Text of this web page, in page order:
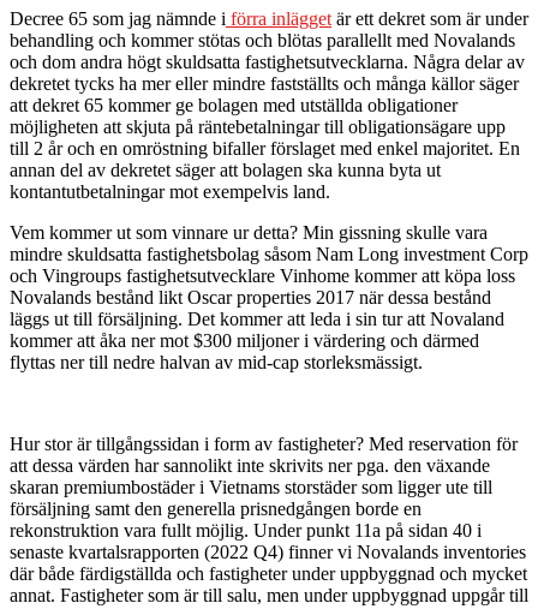
Decree 65 som jag nämnde i förra inlägget är ett dekret som är under
behandling och kommer stötas och blötas parallellt med Novalands
och dom andra högt skuldsatta fastighetsutvecklarna. Några delar av
dekretet tycks ha mer eller mindre fastställts och många källor säger
att dekret 65 kommer ge bolagen med utställda obligationer
möjligheten att skjuta på räntebetalningar till obligationsägare upp
till 2 år och en omröstning bifaller förslaget med enkel majoritet. En
annan del av dekretet säger att bolagen ska kunna byta ut
kontantutbetalningar mot exempelvis land.
Vem kommer ut som vinnare ur detta? Min gissning skulle vara
mindre skuldsatta fastighetsbolag såsom Nam Long investment Corp
och Vingroups fastighetsutvecklare Vinhome kommer att köpa loss
Novalands bestånd likt Oscar properties 2017 när dessa bestånd
läggs ut till försäljning. Det kommer att leda i sin tur att Novaland
kommer att åka ner mot $300 miljoner i värdering och därmed
flyttas ner till nedre halvan av mid-cap storleksmässigt.
Hur stor är tillgångssidan i form av fastigheter? Med reservation för
att dessa värden har sannolikt inte skrivits ner pga. den växande
skaran premiumbostäder i Vietnams storstäder som ligger ute till
försäljning samt den generella prisnedgången borde en
rekonstruktion vara fullt möjlig. Under punkt 11a på sidan 40 i
senaste kvartalsrapporten (2022 Q4) finner vi Novalands inventories
där både färdigställda och fastigheter under uppbyggnad och mycket
annat. Fastigheter som är till salu, men under uppbyggnad uppgår till